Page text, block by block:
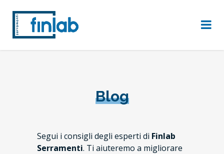
Blog
Segui i consigli degli esperti di Finlab
Serramenti. Ti aiuteremo a migliorare